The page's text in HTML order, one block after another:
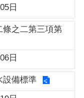
日
條之二第三項第
日
設備標準